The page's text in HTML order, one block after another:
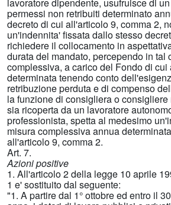
permessi non retribuiti determinato
decreto di cui all'articolo 9, comma 2,
un'indennita' fissata dallo stesso
richiedere il collocamento in
durata del mandato, percependo in tal
complessiva, a carico del Fondo di cui
determinata tenendo conto
retribuzione perduta e di compenso
la funzione di consigliera o
sia ricoperta da un lavoratore
professionista, spetta al medesimo
misura complessiva annua
all'articolo 9, comma 2.
Art. 7.
Azioni positive
1. All'articolo 2 della legge 10 aprile
1 e' sostituito dal seguente:
"1. A partire dal 1° ottobre ed entro il